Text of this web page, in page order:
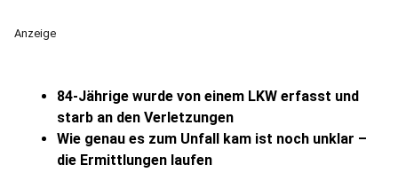
Anzeige
84-Jährige wurde von einem LKW erfasst und
starb an den Verletzungen
Wie genau es zum Unfall kam ist noch unklar –
die Ermittlungen laufen